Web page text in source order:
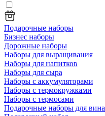
Подарочные наборы
Бизнес наборы
Дорожные наборы
Наборы для выращивания
Наборы для напитков
Наборы для сыра
Наборы с аккумуляторами
Наборы с термокружками
Наборы с термосами
Подарочные наборы для вина